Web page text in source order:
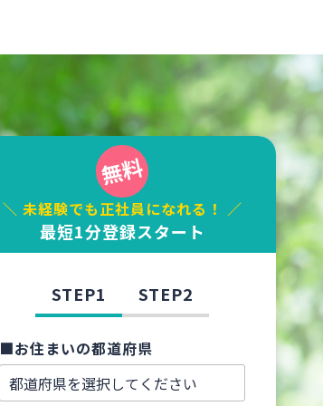
＼ 未経験でも正社員になれる！ ／
最短1分登録スタート
STEP1 STEP2
■お住まいの都道府県